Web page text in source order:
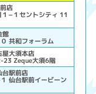
店
−１セントシティ 11
館
共和フォーラム
屋大須本店
23 Zeque大須6階
台駅前店
仙台駅前イービーン